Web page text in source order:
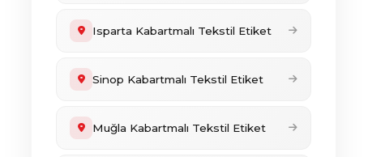
Isparta Kabartmalı Tekstil Etiket
Sinop Kabartmalı Tekstil Etiket
Muğla Kabartmalı Tekstil Etiket